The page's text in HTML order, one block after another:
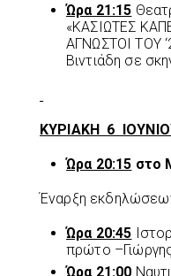
Ώρα 21:15
«ΚΑΣΙΩΤΕΣ
ΑΓΝΩΣΤΟΙ ΤΟΥ
Βιντιάδη σε
ΚΥΡΙΑΚΗ 6
Ώρα 20:15 στο
Έναρξη
Ώρα 20:45
πρώτο
Ώρα 21:00